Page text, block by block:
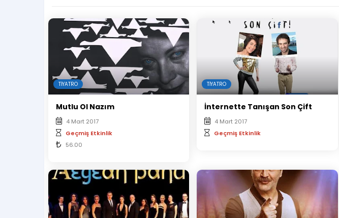
TIYATRO
Mutlu Ol Nazım
4 Mart 2017
Geçmiş Etkinlik
56.00
TIYATRO
İnternette Tanışan Son Çift
4 Mart 2017
Geçmiş Etkinlik